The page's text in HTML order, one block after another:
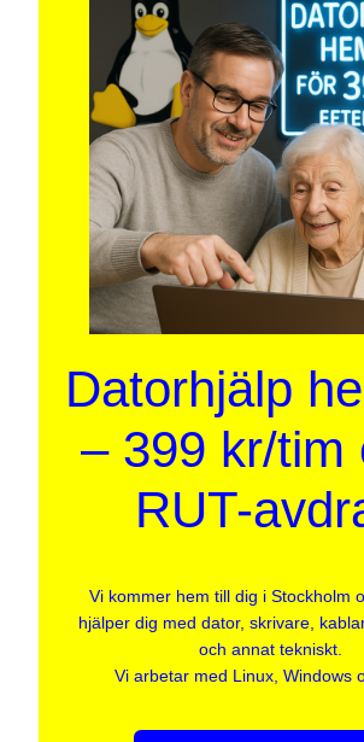
Datorhjälp
– 399 kr/tim
RUT-
Vi kommer hem till dig i Stockholm
hjälper dig med dator, skrivare,
och annat tekniskt.
Vi arbetar med Linux, Windows